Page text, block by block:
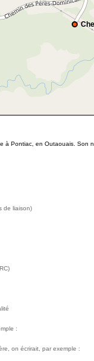
à Pontiac, en Outaouais. Son
de liaison)
:
on écrirait, par exemple :